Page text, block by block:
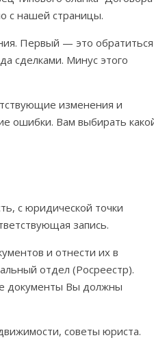
с нашей страницы.
Первый — это обратиться
сделками. Минус этого
изменения и
ошибки. Вам выбирать
с юридической точки
запись.
и отнести их в
отдел (Росреестр).
документы Вы должны
советы юриста.